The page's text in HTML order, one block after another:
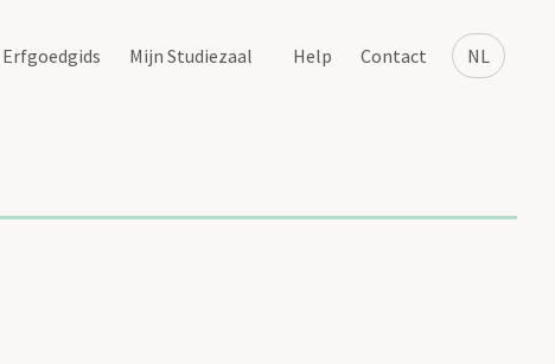
NL
Erfgoedgids Mijn Studiezaal Help Contact